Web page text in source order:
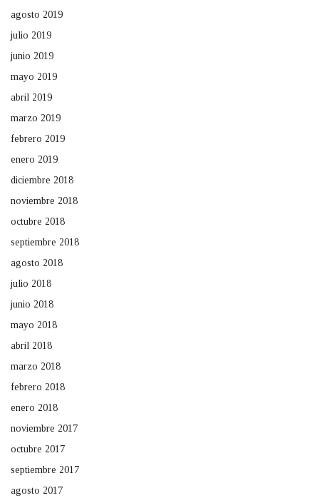
agosto 2019
julio 2019
junio 2019
mayo 2019
abril 2019
marzo 2019
febrero 2019
enero 2019
diciembre 2018
noviembre 2018
octubre 2018
septiembre 2018
agosto 2018
julio 2018
junio 2018
mayo 2018
abril 2018
marzo 2018
febrero 2018
enero 2018
noviembre 2017
octubre 2017
septiembre 2017
agosto 2017